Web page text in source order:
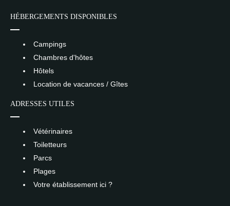
HÉBERGEMENTS DISPONIBLES
Campings
Chambres d'hôtes
Hôtels
Location de vacances / Gîtes
ADRESSES UTILES
Vétérinaires
Toiletteurs
Parcs
Plages
Votre établissement ici ?